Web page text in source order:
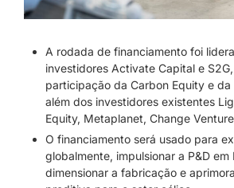
A rodada de financiamento foi
investidores Activate Capital e
participação da Carbon Equity e
além dos investidores existentes
Equity, Metaplanet, Change
O financiamento será usado para
globalmente, impulsionar a P&D em
dimensionar a fabricação e